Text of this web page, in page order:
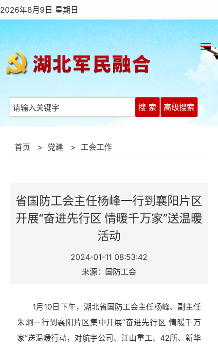
2026年8月9日 星期日
搜 索 高级搜索
首页 > 党建 > 工会工作
省国防工会主任杨峰一行到襄阳片区
开展“奋进先行区 情暖千万家”送温暖
活动
2024-01-11 08:53:42
来源：国防工会
1月10日下午，湖北省国防工会主任杨峰、副主任
朱炯一行到襄阳片区集中开展“奋进先行区 情暖千万
家”送温暖行动，对航宇公司、江山重工、42所、新华